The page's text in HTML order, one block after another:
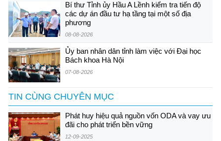
Bí thư Tỉnh ủy Hầu A Lềnh kiểm tra tiến độ
các dự án đầu tư hạ tầng tại một số địa
phương
08-08-2026
Ủy ban nhân dân tỉnh làm việc với Đại học
Bách khoa Hà Nội
07-08-2026
TIN CÙNG CHUYÊN MỤC
Phát huy hiệu quả nguồn vốn ODA và vay ưu
đãi cho phát triển bền vững
12-09-2025